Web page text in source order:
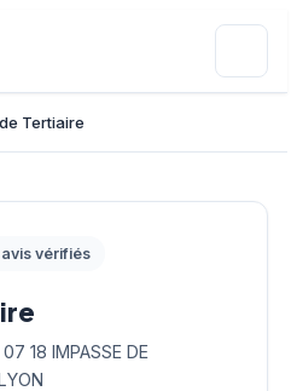
Tertiaire
avis vérifiés
18 IMPASSE DE